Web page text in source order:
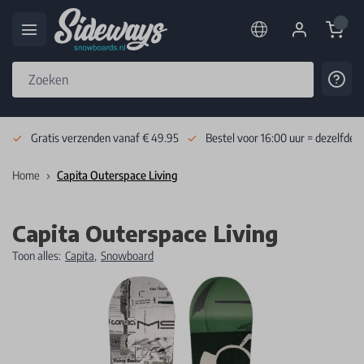
Cart
Gratis verzenden vanaf € 49.95 Bestel voor 16:00 uur = dezelfde
Home Capita Outerspace Living
Capita Outerspace Living
Toon alles: Capita, Snowboard